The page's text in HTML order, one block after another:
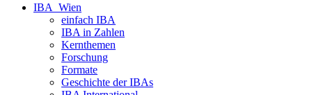
IBA_Wien
einfach IBA
IBA in Zahlen
Kernthemen
Forschung
Formate
Geschichte der IBAs